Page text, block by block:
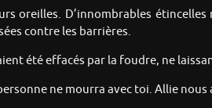
oreilles. D’innombrables
contre les barrières.
été effacés par la foudre, ne
ne mourra avec toi. Allie